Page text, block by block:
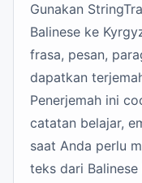
Gunakan
Balinese ke
frasa, pesan,
dapatkan
Penerjemah ini
catatan belajar,
saat Anda perlu
teks dari Balinese